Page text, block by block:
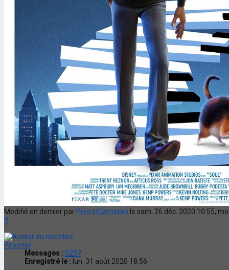
Modifié en dernier par PierrotDameron le sam. 26 déc. 2020 10:55,
Prisoner
Messages : 5297
Enregistré le : lun. 31 août 2020 18:56